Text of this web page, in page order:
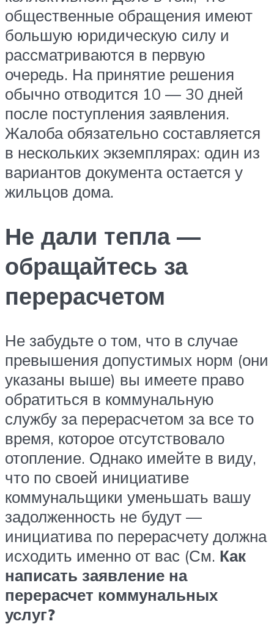
общественные обращения имеют
большую юридическую силу и
рассматриваются в первую
очередь. На принятие решения
обычно отводится 10 — 30 дней
после поступления заявления.
Жалоба обязательно составляется
в нескольких экземплярах: один из
вариантов документа остается у
жильцов дома.
Не дали тепла —
обращайтесь за
перерасчетом
Не забудьте о том, что в случае
превышения допустимых норм (они
указаны выше) вы имеете право
обратиться в коммунальную
службу за перерасчетом за все то
время, которое отсутствовало
отопление. Однако имейте в виду,
что по своей инициативе
коммунальщики уменьшать вашу
задолженность не будут —
инициатива по перерасчету должна
исходить именно от вас (См. Как
написать заявление на
перерасчет коммунальных
услуг?